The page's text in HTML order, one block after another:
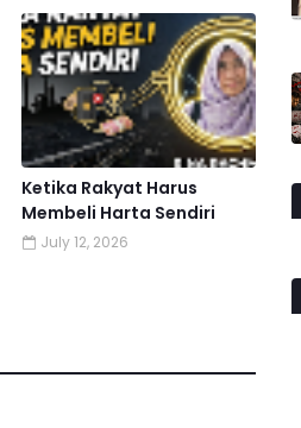
Ketika Rakyat Harus
Membeli Harta Sendiri
July 12, 2026